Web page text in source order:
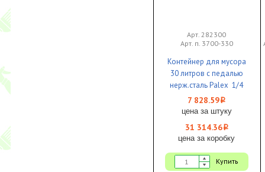
Арт. 282300
Арт. п. 3700-330
Контейнер для мусора
30 литров с педалью
нерж.сталь Palex 1/4
7 828.59i
цена за штуку
31 314.36i
цена за коробку
Купить